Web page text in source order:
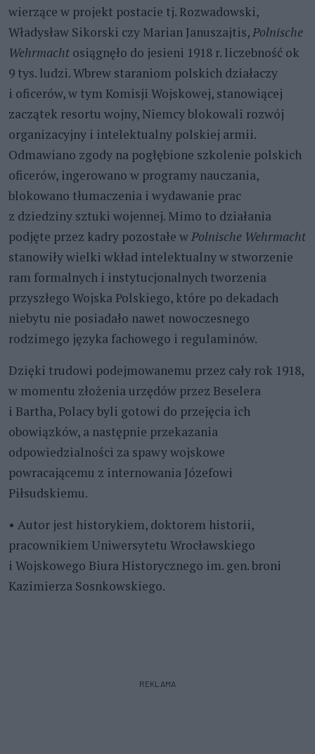
wierzące w projekt postacie tj. Rozwadowski,
Władysław Sikorski czy Marian Januszajtis,Polnische
Wehrmacht osiągnęło do jesieni 1918 r. liczebność ok
9 tys. ludzi. Wbrew staraniom polskich działaczy
i oficerów, w tym Komisji Wojskowej, stanowiącej
zaczątek resortu wojny, Niemcy blokowali rozwój
organizacyjny i intelektualny polskiej armii.
Odmawiano zgody na pogłębione szkolenie polskich
oficerów, ingerowano w programy nauczania,
blokowano tłumaczenia i wydawanie prac
z dziedziny sztuki wojennej. Mimo to działania
podjęte przez kadry pozostałe wPolnische Wehrmacht
stanowiły wielki wkład intelektualny w stworzenie
ram formalnych i instytucjonalnych tworzenia
przyszłego Wojska Polskiego, które po dekadach
niebytu nie posiadało nawet nowoczesnego
rodzimego języka fachowego i regulaminów.
Dzięki trudowi podejmowanemu przez cały rok 1918,
w momentu złożenia urzędów przez Beselera
i Bartha, Polacy byli gotowi do przejęcia ich
obowiązków, a następnie przekazania
odpowiedzialności za spawy wojskowe
powracającemu z internowania Józefowi
Piłsudskiemu.
• Autor jest historykiem, doktorem historii,
pracownikiem Uniwersytetu Wrocławskiego
i Wojskowego Biura Historycznego im. gen. broni
Kazimierza Sosnkowskiego.
REKLAMA